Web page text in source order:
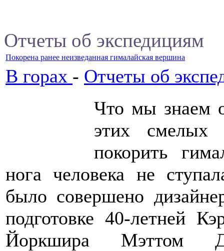
Отчеты об экспедициям
Покорена ранее неизведанная гималайская вершина
В горах - Отчеты об
Что мы знаем
этих смелых
покорить
нога человека не
было совершено
подготовке 40-летней
Йоркшира Мэттом